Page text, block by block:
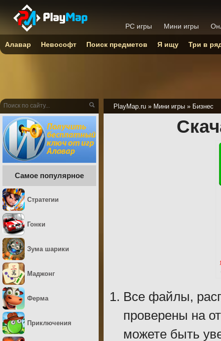
PlayMap.ru » Мини игры » Бизнес
Все файлы,
проверены на
можете быть
Самое популярное
Стратегии
Гонки
Зума шарики
Маджонг
Ферма
Приключения
PC игры Мини игры
Алавар Невософт Поиск предметов Я ищу Три в